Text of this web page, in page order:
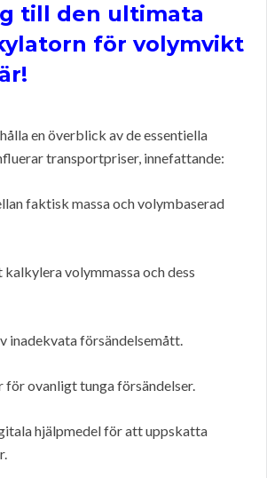
till den ultimata
för volymvikt
en överblick av de essentiella
transportpriser, innefattande:
faktisk massa och volymbaserad
volymmassa och dess
inadekvata försändelsemått.
ovanligt tunga försändelser.
hjälpmedel för att uppskatta